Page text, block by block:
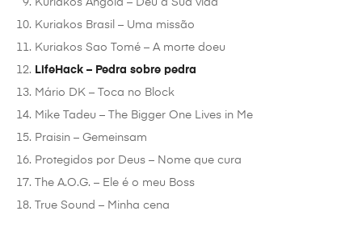
Kuriakos Angola – Deu a Sua vida
Kuriakos Brasil – Uma missão
Kuriakos Sao Tomé – A morte doeu
LifeHack – Pedra sobre pedra
Mário DK – Toca no Block
Mike Tadeu – The Bigger One Lives in Me
Praisin – Gemeinsam
Protegidos por Deus – Nome que cura
The A.O.G. – Ele é o meu Boss
True Sound – Minha cena